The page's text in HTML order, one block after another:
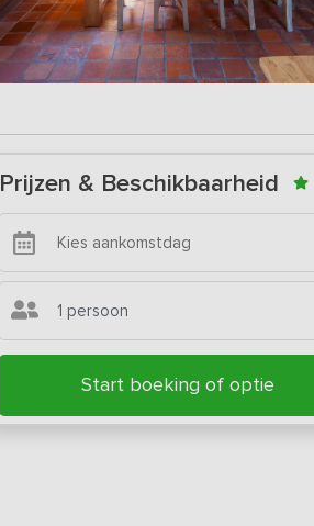
Prijzen & Beschikbaarheid
1 persoon
Start boeking of optie